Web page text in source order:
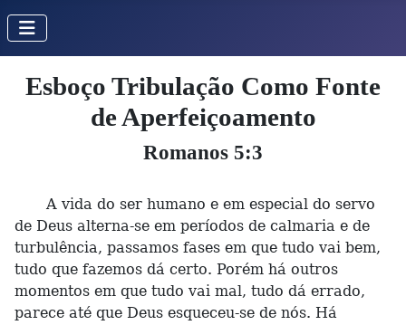
Esboço Tribulação Como Fonte
de Aperfeiçoamento
Romanos 5:3
A vida do ser humano e em especial do servo
de Deus alterna-se em períodos de calmaria e de
turbulência, passamos fases em que tudo vai bem,
tudo que fazemos dá certo. Porém há outros
momentos em que tudo vai mal, tudo dá errado,
parece até que Deus esqueceu-se de nós. Há